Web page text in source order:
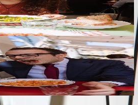
le déjeuner et le dîner, une
aux avantages de la fidélité.
tout
lundiau vendredi,leséconomies
arrivent rapidement et le